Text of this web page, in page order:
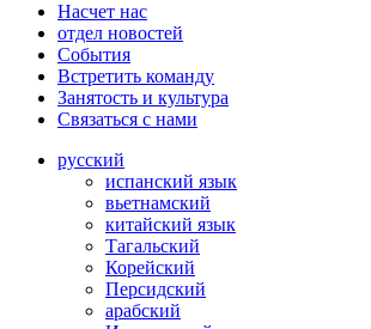
Насчет нас
отдел новостей
События
Встретить команду
Занятость и культура
Связаться с нами
русский
испанский язык
вьетнамский
китайский язык
Тагальский
Корейский
Персидский
арабский